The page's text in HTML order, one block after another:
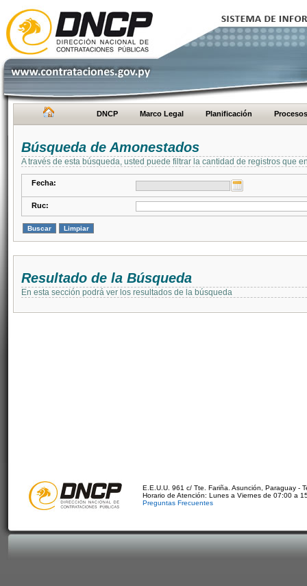
DNCP Marco Legal Planificación Procesos
Búsqueda de Amonestados
A través de esta búsqueda, usted puede filtrar la cantidad de registros que
Fecha:
Ruc:
Resultado de la Búsqueda
En esta sección podrá ver los resultados de la búsqueda
E.E.U.U. 961 c/ Tte. Fariña. Asunción, Paraguay -
Horario de Atención: Lunes a Viernes de 07:00 a
Preguntas Frecuentes